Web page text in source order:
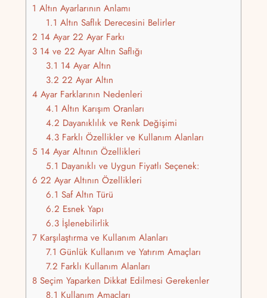
1 Altın Ayarlarının Anlamı
1.1 Altın Saflık Derecesini Belirler
2 14 Ayar 22 Ayar Farkı
3 14 ve 22 Ayar Altın Saflığı
3.1 14 Ayar Altın
3.2 22 Ayar Altın
4 Ayar Farklarının Nedenleri
4.1 Altın Karışım Oranları
4.2 Dayanıklılık ve Renk Değişimi
4.3Farklı Özellikler ve Kullanım Alanları
5 14 Ayar Altının Özellikleri
5.1 Dayanıklı ve Uygun Fiyatlı Seçenek:
6 22 Ayar Altının Özellikleri
6.1 Saf Altın Türü
6.2 Esnek Yapı
6.3İşlenebilirlik
7 Karşılaştırma ve Kullanım Alanları
7.1 Günlük Kullanım ve Yatırım Amaçları
7.2 Farklı Kullanım Alanları
8 Seçim Yaparken Dikkat Edilmesi Gerekenler
8.1 Kullanım Amaçları